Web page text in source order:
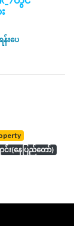
န်းပေ
င်း(နေပြည်တော်)